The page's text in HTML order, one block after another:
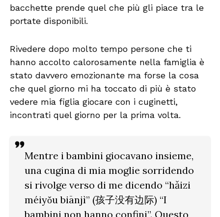
bacchette prende quel che più gli piace tra le
portate disponibili.
Rivedere dopo molto tempo persone che ti
hanno accolto calorosamente nella famiglia è
stato davvero emozionante ma forse la cosa
che quel giorno mi ha toccato di più è stato
vedere mia figlia giocare con i cuginetti,
incontrati quel giorno per la prima volta.
Mentre i bambini giocavano insieme,
una cugina di mia moglie sorridendo
si rivolge verso di me dicendo “hǎizi
méiyǒu biānjì” (孩子没有边际) “I
bambini non hanno confini”. Questo